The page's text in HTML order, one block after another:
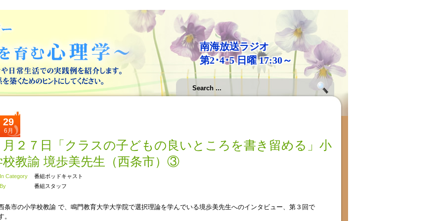
南海放送ラジオ
第2･4･5 日曜 17:30～
29
6月
月２７日「クラスの子どもの良いところを書き留める」小
校教諭 境歩美先生（西条市）③
In Category
番組ポッドキャスト
By
番組スタッフ
条市の小学校教諭 で、鳴門教育大学大学院で選択理論を学んでいる境歩美先生へのインタビュー、第３回で
。